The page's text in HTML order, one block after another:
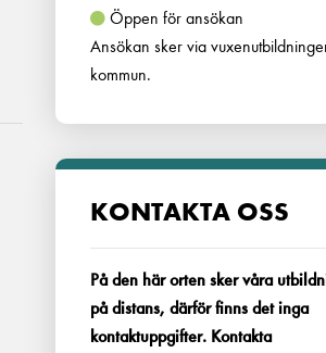
Öppen för ansökan
Ansökan sker via
kommun.
KONTAKTA OSS
På den här orten sker våra
på distans, därför finns det inga
kontaktuppgifter. Kontakta